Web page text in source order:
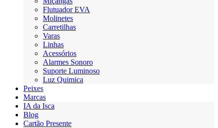
Flutuador EVA
Molinetes
Carretilhas
Varas
Linhas
Acessórios
Alarmes Sonoro
Suporte Luminoso
Luz Quimica
Peixes
Marcas
IA da Isca
Blog
Cartão Presente